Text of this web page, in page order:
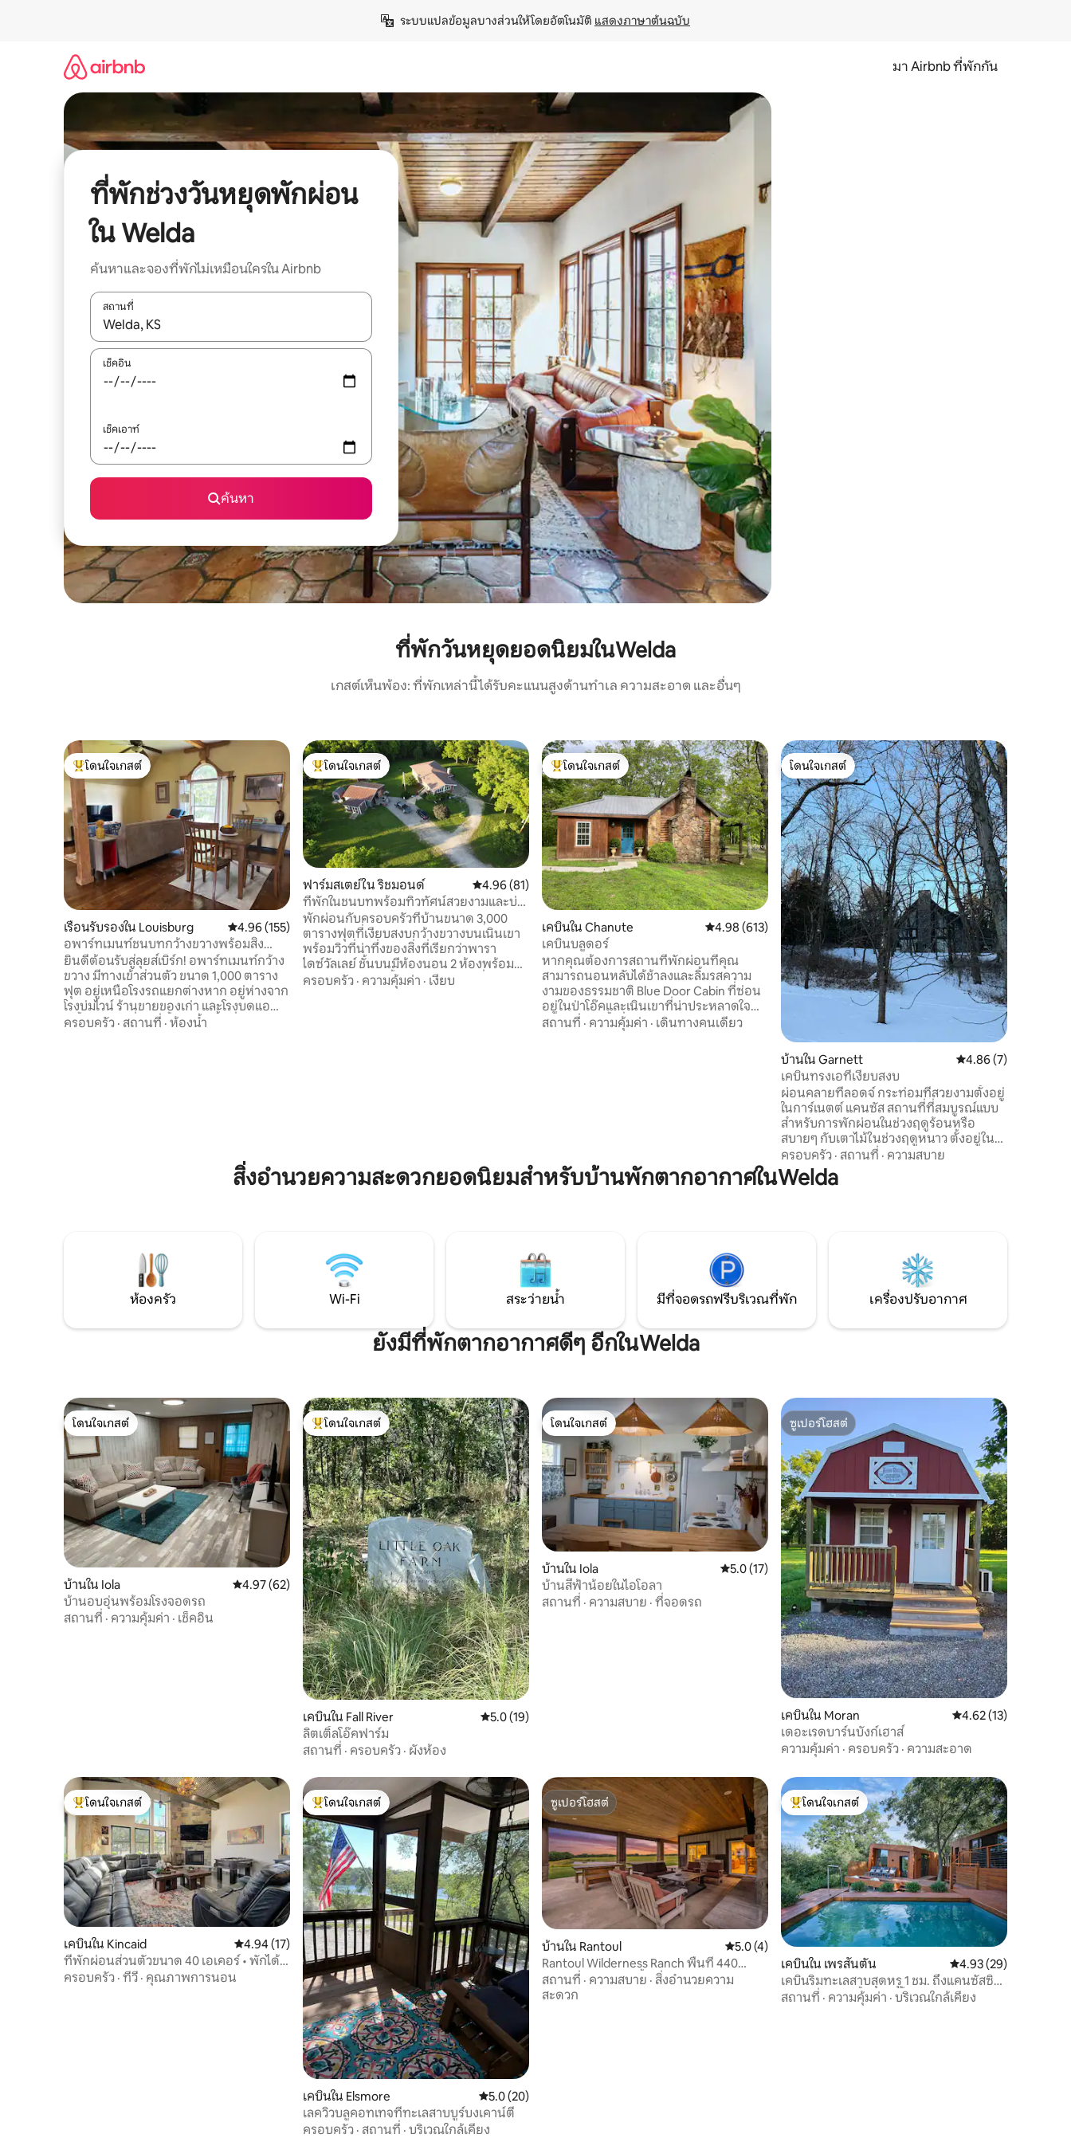
ระบบแปลข้อมูลบางส่วนให้โดยอัตโนมัติ แสดงภาษาต้นฉบับ
มา Airbnb ที่พักกัน
ที่พักช่วงวันหยุดพักผ่อน
ใน Welda
ค้นหาและจองที่พักไม่เหมือนใครใน Airbnb
สถานที่
ใช้ลูกศรขึ้นลง หรือใช้การสัมผัสหรือปัด เพื่อสำรวจผลการค้นหา
เช็คอิน
เช็คเอาท์
ค้นหา
ที่พักวันหยุดยอดนิยมในWelda
เกสต์เห็นพ้อง: ที่พักเหล่านี้ได้รับคะแนนสูงด้านทำเล ความสะอาด และอื่นๆ
โดนใจเกสต์ที่สุด
โดนใจเกสต์
เรือนรับรองใน Louisburg คะแนนเฉลี่ย 4.96 จาก 5, 155 รีวิว
4.96 (155)
อพาร์ทเมนท์ชนบทกว้างขวางพร้อมสิ่ง
อำนวยความสะดวกทันสมัย
ยินดีต้อนรับสู่ลุยส์เบิร์ก! อพาร์ทเมนท์กว้าง
ขวาง มีทางเข้าส่วนตัว ขนาด 1,000 ตาราง
ฟุต อยู่เหนือโรงรถแยกต่างหาก อยู่ห่างจาก
โรงบ่มไวน์ ร้านขายของเก่า และโรงบดแอ
ปเปิ้ลเพียงไม่กี่นาที ตั้งอยู่บนพื้นที่ 15
ตั้งอยู่ห่างจากตัวเมืองแคนซัสซิตีเพียง 45
ครอบครัว · สถานที่ · ห้องน้ำ
โดนใจเกสต์ที่สุด
โดนใจเกสต์
ฟาร์มสเตย์ใน ริชมอนด์ คะแนนเฉลี่ย 4.96 จาก 5, 81 รีวิว
4.96 (81)
ที่พักในชนบทพร้อมทิวทัศน์สวยงามและบ่อ
ตกปลา
พักผ่อนกับครอบครัวที่บ้านขนาด 3,000
ตารางฟุตที่เงียบสงบกว้างขวางบนเนินเขา
พร้อมวิวที่น่าทึ่งของสิ่งที่เรียกว่าพารา
ไดซ์วัลเลย์ ชั้นบนมีห้องนอน 2 ห้องพร้อม
เตียงคิงไซส์ห้องน้ำ 1 ห้องห้องครัวที่มี
อุปกรณ์ครบครันพื้นที่รับประทานอาหาร
ครอบครัว · ความคุ้มค่า · เงียบ
โดนใจเกสต์ที่สุด
โดนใจเกสต์
เคบินใน Chanute คะแนนเฉลี่ย 4.98 จาก 5, 613 รีวิว
4.98 (613)
เคบินบลูดอร์
หากคุณต้องการสถานที่พักผ่อนที่คุณ
สามารถนอนหลับได้ช้าลงและลิ้มรสความ
งามของธรรมชาติ Blue Door Cabin ที่ซ่อน
อยู่ในป่าโอ๊คและเนินเขาที่น่าประหลาดใจ
พร้อมวิวบ่อน้ำที่สวยงามเป็นจุดหมายปลาย
สถานที่ · ความคุ้มค่า · เดินทางคนเดียว
โดนใจเกสต์
โดนใจเกสต์
บ้านใน Garnett คะแนนเฉลี่ย 4.86 จา
4.86 (7)
เคบินทรงเอที่เงียบสงบ
ผ่อนคลายที่ลอดจ์ กระท่อมที่สวยงามตั้งอยู่
ในการ์เนตต์ แคนซัส สถานที่ที่สมบูรณ์แบบ
สำหรับการพักผ่อนในช่วงฤดูร้อนหรือ
สบายๆ กับเตาไม้ในช่วงฤดูหนาว ตั้งอยู่ในป่า
ใช้เวลาเดินทางเพียง 5 นาทีจากตัวเมือง
พร้อมวิวบึงที่สวยงามและเส้นทางป่า ห้อง
นอน 2 ห้องพร้อมเตียงคิงไซส์ ห้องเตียงสอง
จึงมีความเป็นไปได้ที่กลุ่มอื่น...
ครอบครัว · สถานที่ · ความสบาย
สิ่งอำนวยความสะดวกยอดนิยมสำหรับบ้านพักตากอากาศในWelda
ห้องครัว Wi-Fi สระว่ายน้ำ มีที่จอดรถฟรีบริเวณที่พัก เครื่องปรับอากาศ
ยังมีที่พักตากอากาศดีๆ อีกในWelda
โดนใจเกสต์
โดนใจเกสต์
บ้านใน Iola คะแนนเฉลี่ย 4.97 จาก 5, 62 รีวิว
4.97 (62)
บ้านอบอุ่นพร้อมโรงจอดรถ
สถานที่ · ความคุ้มค่า · เช็คอิน
โดนใจเกสต์ที่สุด
โดนใจเกสต์
เคบินใน Fall River คะแนนเฉลี่ย 5.0 จาก 5, 19 รีวิว
5.0 (19)
ลิตเติ้ลโอ๊คฟาร์ม
สถานที่ · ครอบครัว · ผังห้อง
โดนใจเกสต์
โดนใจเกสต์
บ้านใน Iola คะแนนเฉลี่ย 5.0 จาก 5, 17 รีวิว
5.0 (17)
บ้านสีฟ้าน้อยในไอโอลา
สถานที่ · ความสบาย · ที่จอดรถ
ซูเปอร์โฮสต์
ซูเปอร์โฮสต์
เคบินใน Moran คะแนนเฉลี่ย 4.62 จาก
4.62 (13)
เดอะเรดบาร์นบังก์เฮาส์
ความคุ้มค่า · ครอบครัว · ความสะอาด
โดนใจเกสต์ที่สุด
โดนใจเกสต์
เคบินใน Kincaid คะแนนเฉลี่ย 4.94 จาก 5, 17 รีวิว
4.94 (17)
ที่พักผ่อนส่วนตัวขนาด 40 เอเคอร์ • พักได้
17 คน • 1 ชม. จากเคนซัสซิตี
ครอบครัว · ทีวี · คุณภาพการนอน
โดนใจเกสต์ที่สุด
โดนใจเกสต์
เคบินใน Elsmore คะแนนเฉลี่ย 5.0 จาก 5, 20 รีวิว
5.0 (20)
เลควิวบลูคอทเทจที่ทะเลสาบบูร์บงเคาน์ตี้
ครอบครัว · สถานที่ · บริเวณใกล้เคียง
ซูเปอร์โฮสต์
ซูเปอร์โฮสต์
บ้านใน Rantoul คะแนนเฉลี่ย 5.0 จาก 5, 4 รีวิว
5.0 (4)
Rantoul Wilderness Ranch พื้นที่ 440
เอเคอร์ พร้อมอ่างน้ำร้อน
สถานที่ · ความสบาย · สิ่งอำนวยความ
สะดวก
โดนใจเกสต์ที่สุด
โดนใจเกสต์
เคบินใน เพรสันตัน คะแนนเฉลี่ย 4.93 จาก
4.93 (29)
เคบินริมทะเลสาบสุดหรู 1 ชม. ถึงแคนซัสซิตี
พร้อมสระว่ายน้ำ+อ่างน้ำร้อน
สถานที่ · ความคุ้มค่า · บริเวณใกล้เคียง